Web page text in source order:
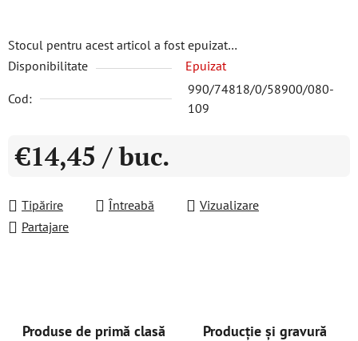
Stocul pentru acest articol a fost epuizat…
Disponibilitate
Epuizat
Cod:
990/74818/0/58900/080-
109
€14,45 / buc.
Tipărire
Întreabă
Vizualizare
Partajare
Produse de primă clasă Producție și gravură